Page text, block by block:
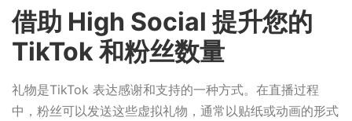
借助 High Social 提升您的
TikTok 和粉丝数量
礼物是TikTok 表达感谢和支持的一种方式。在直播过程
中，粉丝可以发送这些虚拟礼物，通常以贴纸或动画的形式